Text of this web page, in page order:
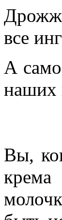
все
А
наших
Вы,